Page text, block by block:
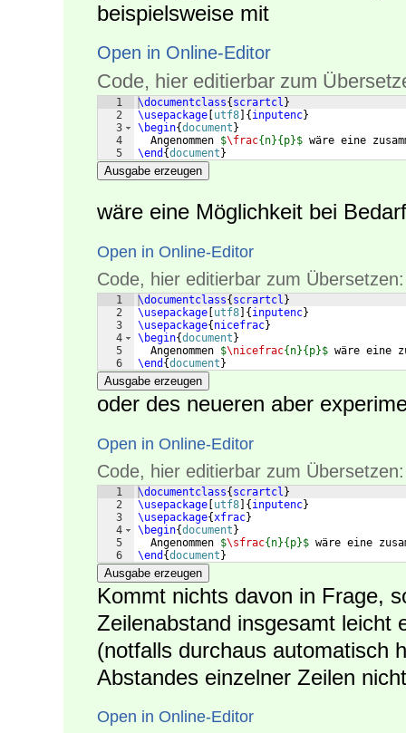
beispielsweise mit
Open in Online-Editor
Code, hier editierbar zum
1
2
3
4
5
\documentclass{ scrartcl }
\usepackage utf8 { inputenc}
\begin{document }
  Angenommen
$\frac{n}{p}$ wäre eine
\end {document }
Ausgabe erzeugen
wäre eine Möglichkeit bei
Open in Online-Editor
Code, hier editierbar zum Übersetzen:
1
2
3
4
5
6
\documentclass{ scrartcl }
\usepackage utf8 { inputenc}
\usepackage{ nicefrac}
\begin{document }
  Angenommen
$\nicefrac{n}{p}$ wäre eine
\end {document }
Ausgabe erzeugen
oder des neueren aber
Open in Online-Editor
Code, hier editierbar zum Übersetzen:
1
2
3
4
5
6
\documentclass{ scrartcl }
\usepackage utf8 { inputenc}
\usepackage{xfrac}
\begin{document }
  Angenommen
$\sfrac{n}{p}$ wäre eine
\end {document }
Ausgabe erzeugen
Kommt nichts davon in Frage,
Zeilenabstand insgesamt leicht
(notfalls durchaus automatisch
Abstandes einzelner Zeilen
Open in Online-Editor